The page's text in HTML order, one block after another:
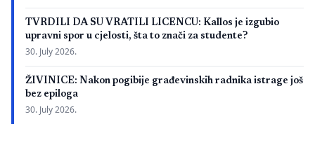
TVRDILI DA SU VRATILI LICENCU: Kallos je izgubio
upravni spor u cjelosti, šta to znači za studente?
30. July 2026.
ŽIVINICE: Nakon pogibije građevinskih radnika istrage još
bez epiloga
30. July 2026.